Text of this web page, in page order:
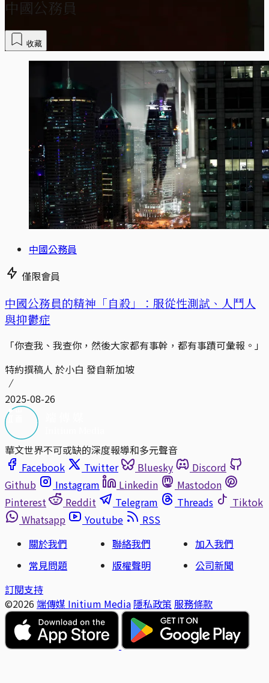
中國公務員
收藏
中國公務員
僅限會員
中國公務員的精神「自殺」：服從性測試、人鬥人
與抑鬱症
「你查我、我查你，然後大家都有事幹，都有事蹟可彙報。」
特約撰稿人 於小白 發自新加坡
2025-08-26
華文世界不可或缺的深度報導和多元聲音
Facebook
Twitter Bluesky
Discord
Github
Instagram Linkedin
Mastodon
Pinterest
Reddit Telegram Threads
Tiktok
Whatsapp
Youtube
RSS
關於我們
聯絡我們
加入我們
常見問題
版權聲明
公司新聞
訂閱支持
©2026 端傳媒 Initium Media 隱私政策 服務條款